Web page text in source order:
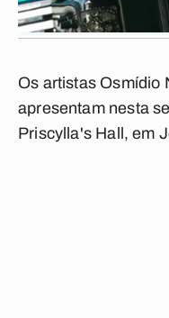
Os artistas Osmídio
apresentam nesta
Priscylla's Hall, em